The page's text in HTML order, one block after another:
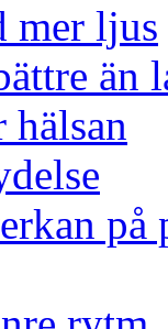
mer ljus
än
hälsan
på